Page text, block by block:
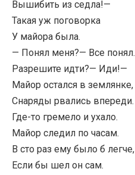
Вышибить из седла!—
Такая уж поговорка
У майора была.
— Понял меня?— Все понял.
Разрешите идти?— Иди!—
Майор остался в землянке,
Снаряды рвались впереди.
Где-то гремело и ухало.
Майор следил по часам.
В сто раз ему было б легче,
Если бы шел он сам.